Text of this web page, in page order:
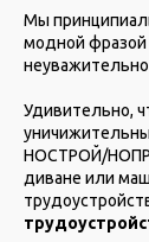
Мы
модной фразой
Удивительно,
НОСТРОЙ/
диване или